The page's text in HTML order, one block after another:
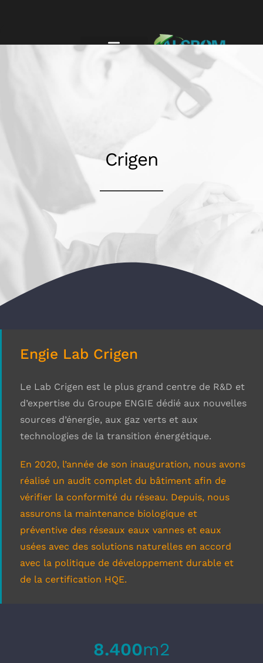
Crigen
Engie Lab Crigen
Le Lab Crigen est le plus grand centre de R&D et
d’expertise du Groupe ENGIE dédié aux nouvelles
sources d’énergie, aux gaz verts et aux
technologies de la transition énergétique.
En 2020, l’année de son inauguration, nous avons
réalisé un audit complet du bâtiment afin de
vérifier la conformité du réseau. Depuis, nous
assurons la maintenance biologique et
préventive des réseaux eaux vannes et eaux
usées avec des solutions naturelles en accord
avec la politique de développement durable et
de la certification HQE.
8.400m2